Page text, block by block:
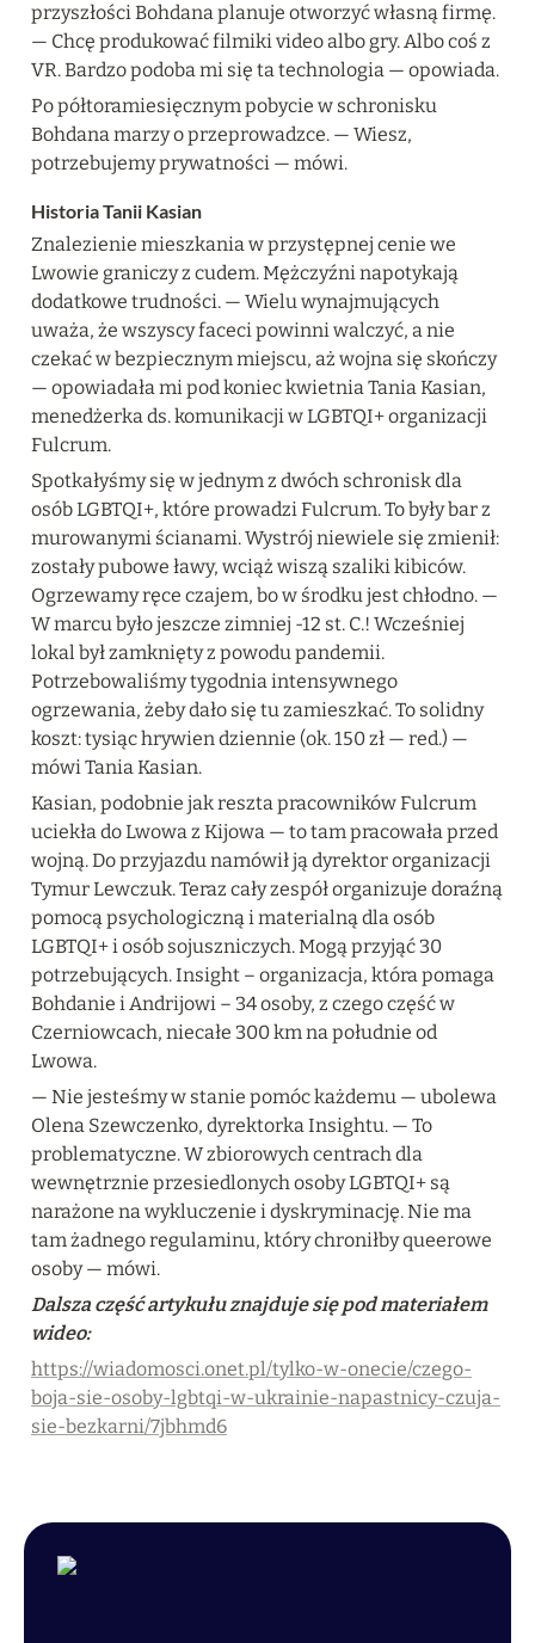
przyszłości Bohdana planuje otworzyć własną firmę.
— Chcę produkować filmiki video albo gry. Albo coś z
VR. Bardzo podoba mi się ta technologia — opowiada.
Po półtoramiesięcznym pobycie w schronisku
Bohdana marzy o przeprowadzce. — Wiesz,
potrzebujemy prywatności — mówi.
Historia Tanii Kasian
Znalezienie mieszkania w przystępnej cenie we
Lwowie graniczy z cudem. Mężczyźni napotykają
dodatkowe trudności. — Wielu wynajmujących
uważa, że wszyscy faceci powinni walczyć, a nie
czekać w bezpiecznym miejscu, aż wojna się skończy
— opowiadała mi pod koniec kwietnia Tania Kasian,
menedżerka ds. komunikacji w LGBTQI+ organizacji
Fulcrum.
Spotkałyśmy się w jednym z dwóch schronisk dla
osób LGBTQI+, które prowadzi Fulcrum. To były bar z
murowanymi ścianami. Wystrój niewiele się zmienił:
zostały pubowe ławy, wciąż wiszą szaliki kibiców.
Ogrzewamy ręce czajem, bo w środku jest chłodno. —
W marcu było jeszcze zimniej -12 st. C.! Wcześniej
lokal był zamknięty z powodu pandemii.
Potrzebowaliśmy tygodnia intensywnego
ogrzewania, żeby dało się tu zamieszkać. To solidny
koszt: tysiąc hrywien dziennie (ok. 150 zł — red.) —
mówi Tania Kasian.
Kasian, podobnie jak reszta pracowników Fulcrum
uciekła do Lwowa z Kijowa — to tam pracowała przed
wojną. Do przyjazdu namówił ją dyrektor organizacji
Tymur Lewczuk. Teraz cały zespół organizuje doraźną
pomocą psychologiczną i materialną dla osób
LGBTQI+ i osób sojuszniczych. Mogą przyjąć 30
potrzebujących. Insight – organizacja, która pomaga
Bohdanie i Andrijowi – 34 osoby, z czego część w
Czerniowcach, niecałe 300 km na południe od
Lwowa.
— Nie jesteśmy w stanie pomóc każdemu — ubolewa
Olena Szewczenko, dyrektorka Insightu. — To
problematyczne. W zbiorowych centrach dla
wewnętrznie przesiedlonych osoby LGBTQI+ są
narażone na wykluczenie i dyskryminację. Nie ma
tam żadnego regulaminu, który chroniłby queerowe
osoby — mówi.
Dalsza część artykułu znajduje się pod materiałem
wideo:
https://wiadomosci.onet.pl/tylko-w-onecie/czego-
boja-sie-osoby-lgbtqi-w-ukrainie-napastnicy-czuja-
sie-bezkarni/7jbhmd6